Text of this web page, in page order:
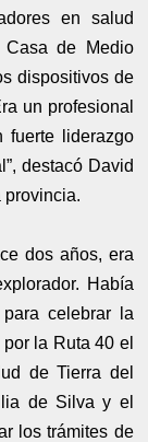
en salud
de Medio
dispositivos de
un profesional
fuerte liderazgo
destacó David
provincia.
dos años, era
Había
celebrar la
la Ruta 40 el
de Tierra del
de Silva y el
los trámites de